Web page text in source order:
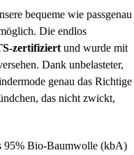
bequeme wie passgenau
Die endlos
zertifiziert und wurde mit
Dank unbelasteter,
genau das Richtige
das nicht zwickt,
95% Bio-Baumwolle (kbA)